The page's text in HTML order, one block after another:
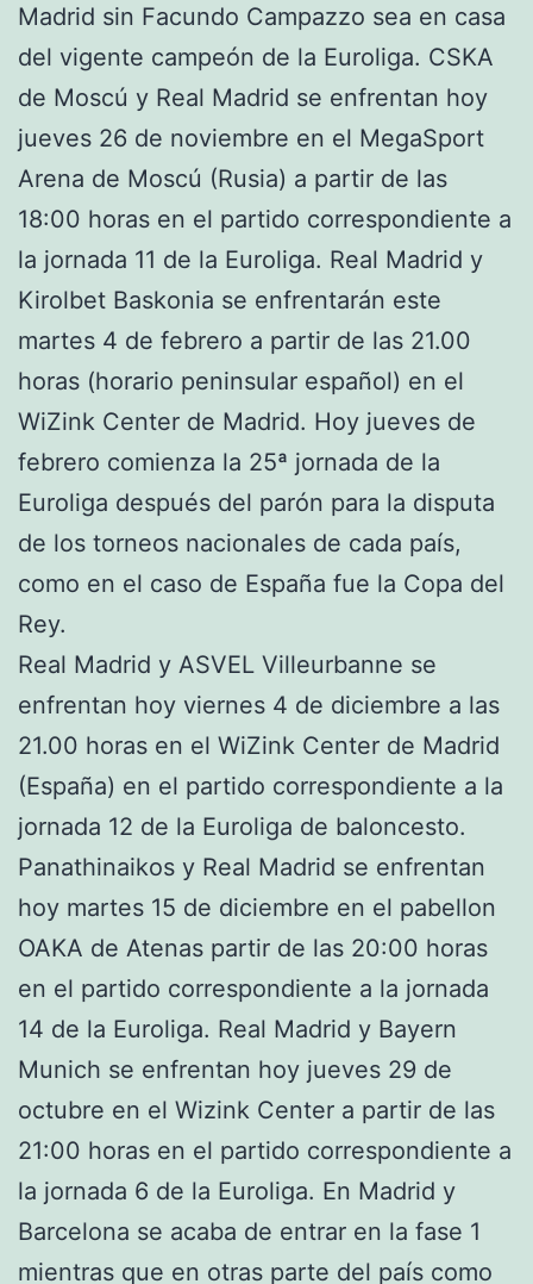
Madrid sin Facundo Campazzo sea en casa
del vigente campeón de la Euroliga. CSKA
de Moscú y Real Madrid se enfrentan hoy
jueves 26 de noviembre en el MegaSport
Arena de Moscú (Rusia) a partir de las
18:00 horas en el partido correspondiente a
la jornada 11 de la Euroliga. Real Madrid y
Kirolbet Baskonia se enfrentarán este
martes 4 de febrero a partir de las 21.00
horas (horario peninsular español) en el
WiZink Center de Madrid. Hoy jueves de
febrero comienza la 25ª jornada de la
Euroliga después del parón para la disputa
de los torneos nacionales de cada país,
como en el caso de España fue la Copa del
Rey.
Real Madrid y ASVEL Villeurbanne se
enfrentan hoy viernes 4 de diciembre a las
21.00 horas en el WiZink Center de Madrid
(España) en el partido correspondiente a la
jornada 12 de la Euroliga de baloncesto.
Panathinaikos y Real Madrid se enfrentan
hoy martes 15 de diciembre en el pabellon
OAKA de Atenas partir de las 20:00 horas
en el partido correspondiente a la jornada
14 de la Euroliga. Real Madrid y Bayern
Munich se enfrentan hoy jueves 29 de
octubre en el Wizink Center a partir de las
21:00 horas en el partido correspondiente a
la jornada 6 de la Euroliga. En Madrid y
Barcelona se acaba de entrar en la fase 1
mientras que en otras parte del país como